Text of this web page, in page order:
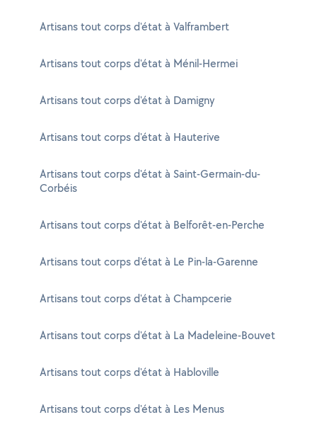
Artisans tout corps d'état à Valframbert
Artisans tout corps d'état à Ménil-Hermei
Artisans tout corps d'état à Damigny
Artisans tout corps d'état à Hauterive
Artisans tout corps d'état à Saint-Germain-du-
Corbéis
Artisans tout corps d'état à Belforêt-en-Perche
Artisans tout corps d'état à Le Pin-la-Garenne
Artisans tout corps d'état à Champcerie
Artisans tout corps d'état à La Madeleine-Bouvet
Artisans tout corps d'état à Habloville
Artisans tout corps d'état à Les Menus